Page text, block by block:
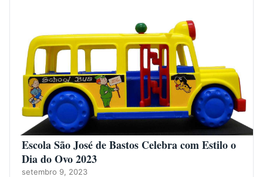
Escola São José de Bastos Celebra com Estilo o
Dia do Ovo 2023
setembro 9, 2023